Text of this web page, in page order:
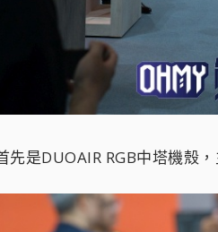
是DUOAIR RGB中塔機殼